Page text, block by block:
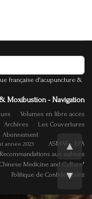
française d'acupuncture &
Moxibustion - Navigation
Volumes en libre accès
Archives
Les Couvertures
Abonnement
année 2023
ASMAF - EFA
Recommandations aux auteurs
Medicine and Culture"
Politique de Confidentialité
▲
▼